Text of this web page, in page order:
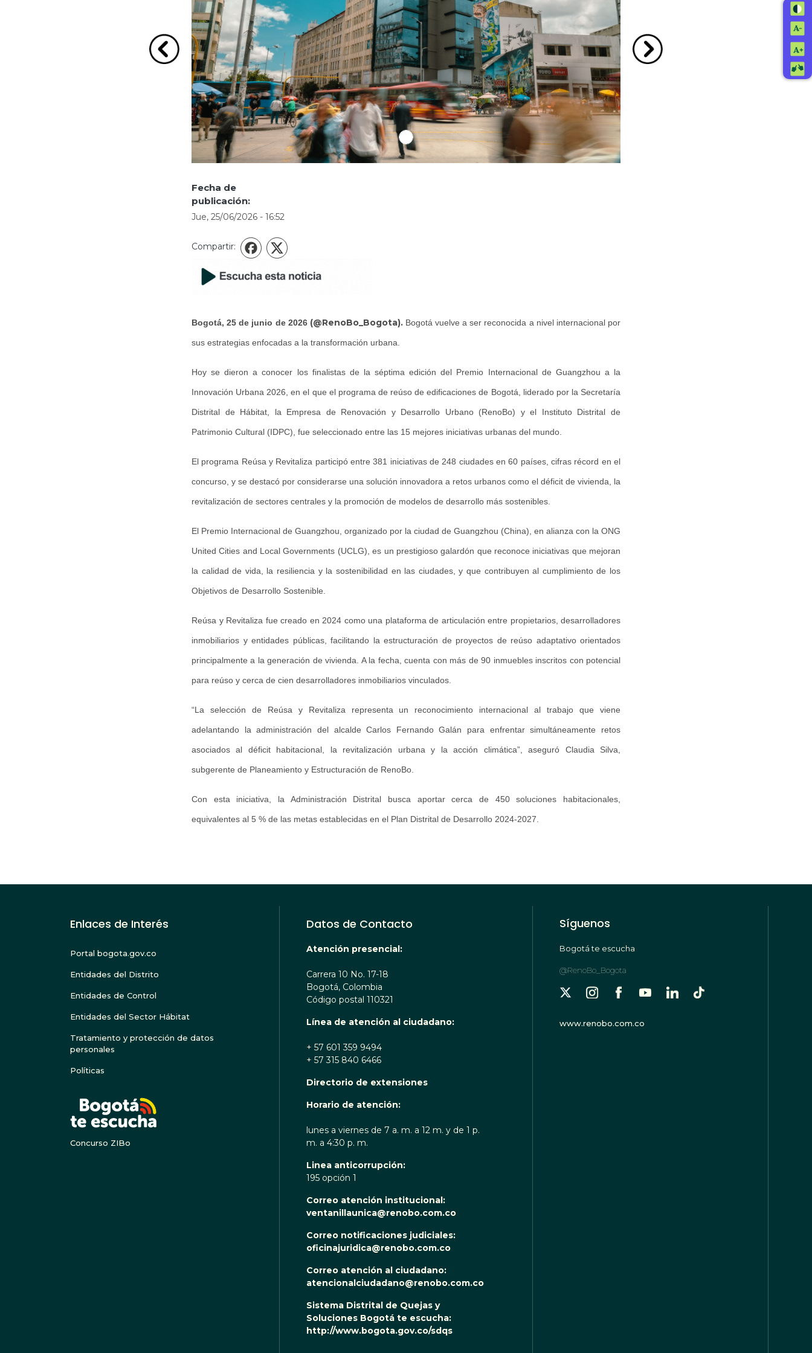
Ir a la imagen Anterior
Fecha de
publicación:
Jue, 25/06/2026 - 16:52
Compartir: Facebook
Bogotá, 25 de junio de 2026 (@RenoBo_Bogota).Bogotá vuelve a ser reconocida a nivel internacional por
sus estrategias enfocadas a la transformación urbana.
Hoy se dieron a conocer los finalistas de la séptima edición del Premio Internacional de Guangzhou a la
Innovación Urbana 2026, en el que el programa de reúso de edificaciones de Bogotá, liderado por la Secretaría
Distrital de Hábitat, la Empresa de Renovación y Desarrollo Urbano (RenoBo) y el Instituto Distrital de
Patrimonio Cultural (IDPC), fue seleccionado entre las 15 mejores iniciativas urbanas del mundo.
El programa Reúsa y Revitaliza participó entre 381 iniciativas de 248 ciudades en 60 países, cifras récord en el
concurso, y se destacó por considerarse una solución innovadora a retos urbanos como el déficit de vivienda, la
revitalización de sectores centrales y la promoción de modelos de desarrollo más sostenibles.
El Premio Internacional de Guangzhou, organizado por la ciudad de Guangzhou (China), en alianza con la ONG
United Cities and Local Governments (UCLG), es un prestigioso galardón que reconoce iniciativas que mejoran
la calidad de vida, la resiliencia y la sostenibilidad en las ciudades, y que contribuyen al cumplimiento de los
Objetivos de Desarrollo Sostenible.
Reúsa y Revitaliza fue creado en 2024 como una plataforma de articulación entre propietarios, desarrolladores
inmobiliarios y entidades públicas, facilitando la estructuración de proyectos de reúso adaptativo orientados
principalmente a la generación de vivienda. A la fecha, cuenta con más de 90 inmuebles inscritos con potencial
para reúso y cerca de cien desarrolladores inmobiliarios vinculados.
“La selección de Reúsa y Revitaliza representa un reconocimiento internacional al trabajo que viene
adelantando la administración del alcalde Carlos Fernando Galán para enfrentar simultáneamente retos
asociados al déficit habitacional, la revitalización urbana y la acción climática”, aseguró Claudia Silva,
subgerente de Planeamiento y Estructuración de RenoBo.
Con esta iniciativa, la Administración Distrital busca aportar cerca de 450 soluciones habitacionales,
equivalentes al 5 % de las metas establecidas en el Plan Distrital de Desarrollo 2024-2027.
Enlaces de Interés
Portal bogota.gov.co
Entidades del Distrito
Entidades de Control
Entidades del Sector Hábitat
Tratamiento y protección de datos
personales
Políticas
Concurso ZIBo
Datos de Contacto
Atención presencial:
Carrera 10 No. 17-18
Bogotá, Colombia
Código postal 110321
Línea de atención al ciudadano:
+ 57 601 359 9494
+ 57 315 840 6466
Directorio de extensiones
Horario de atención:
lunes a viernes de 7 a. m. a 12 m. y de 1 p.
m. a 4:30 p. m.
Linea anticorrupción:
195 opción 1
Correo atención institucional:
ventanillaunica@renobo.com.co
Correo notificaciones judiciales:
oficinajuridica@renobo.com.co
Correo atención al ciudadano:
atencionalciudadano@renobo.com.co
Sistema Distrital de Quejas y
Soluciones Bogotá te escucha:
http://www.bogota.gov.co/sdqs
Síguenos
Bogotá te escucha
@RenoBo_Bogota
www.renobo.com.co